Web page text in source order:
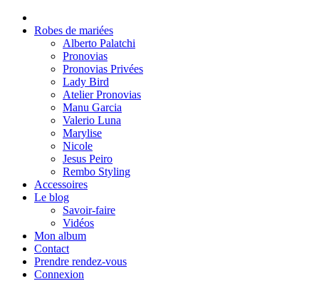
Robes de mariées
Alberto Palatchi
Pronovias
Pronovias Privées
Lady Bird
Atelier Pronovias
Manu Garcia
Valerio Luna
Marylise
Nicole
Jesus Peiro
Rembo Styling
Accessoires
Le blog
Savoir-faire
Vidéos
Mon album
Contact
Prendre rendez-vous
Connexion